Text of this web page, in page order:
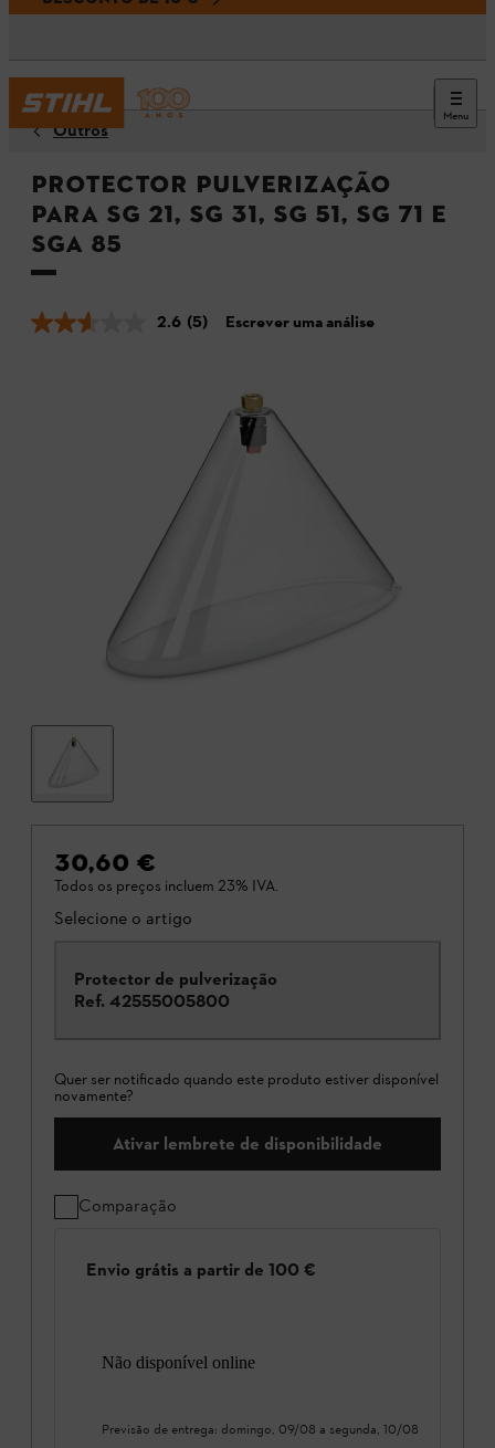
Menu
Outros
Protector pulverização
para SG 21, SG 31, SG 51, SG 71 e
SGA 85
2.6 (5) Escrever uma análise
30,60 €
Todos os preços incluem 23% IVA.
Selecione o artigo
Protector de pulverização
Ref. 42555005800
Quer ser notificado quando este produto estiver disponível
novamente?
Ativar lembrete de disponibilidade
Comparação
Envio grátis a partir de 100 €
Não disponível online
Previsão de entrega: domingo, 09/08 a segunda, 10/08